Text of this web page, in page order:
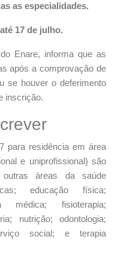
as especialidades.
17 de julho.
Enare, informa que as
após a comprovação de
se houver o deferimento
inscrição.
para residência em área
e uniprofissional) são
áreas da saúde
educação física;
médica; fisioterapia;
nutrição; odontologia;
social; e terapia